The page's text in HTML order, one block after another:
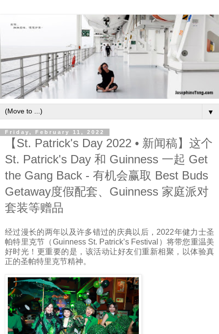
▼
Friday, February 11, 2022
【St. Patrick's Day 2022 • 新闻稿】这个
St. Patrick's Day 和 Guinness 一起 Get
the Gang Back - 有机会赢取 Best Buds
Getaway度假配套、Guinness 家庭派对
套装等赠品
经过漫长的两年以及许多错过的庆典以后，2022年健力士圣
帕特里克节（Guinness St. Patrick’s Festival）将带您重温美
好时光！更重要的是，该活动让好友们重新相聚，以体验真
正的圣帕特里克节精神。